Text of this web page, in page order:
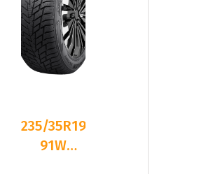
235/35R19
91W